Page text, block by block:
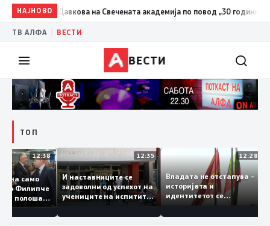
НАЈНОВО
Давкова на Свечената академија по повод „30 години Општина
ТВ АЛФА ВЕСТИ
ВЕСТИ
ТОП
12:38
остана само
Венко Филипче
и полоша
и од Зоран
12:35
И наставниците се
задоволни од успехот на
учениците на испитите
од државната матура
Владата не отстапува –
историјата и
идентитетот се
црвената линија која
нема да се погази